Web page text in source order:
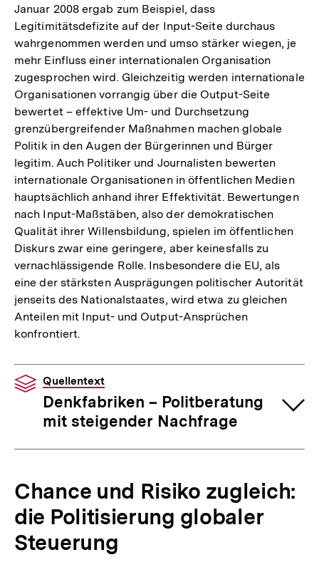
Januar 2008 ergab zum Beispiel, dass
Legitimitätsdefizite auf der Input-Seite durchaus
wahrgenommen werden und umso stärker wiegen, je
mehr Einfluss einer internationalen Organisation
zugesprochen wird. Gleichzeitig werden internationale
Organisationen vorrangig über die Output-Seite
bewertet – effektive Um- und Durchsetzung
grenzübergreifender Maßnahmen machen globale
Politik in den Augen der Bürgerinnen und Bürger
legitim. Auch Politiker und Journalisten bewerten
internationale Organisationen in öffentlichen Medien
hauptsächlich anhand ihrer Effektivität. Bewertungen
nach Input-Maßstäben, also der demokratischen
Qualität ihrer Willensbildung, spielen im öffentlichen
Diskurs zwar eine geringere, aber keinesfalls zu
vernachlässigende Rolle. Insbesondere die EU, als
eine der stärksten Ausprägungen politischer Autorität
jenseits des Nationalstaates, wird etwa zu gleichen
Anteilen mit Input- und Output-Ansprüchen
konfrontiert.
Quellentext
Denkfabriken – Politberatung
mit steigender Nachfrage
Chance und Risiko zugleich:
die Politisierung globaler
Steuerung